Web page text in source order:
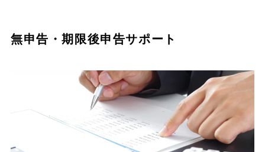
無申告・期限後申告サポート